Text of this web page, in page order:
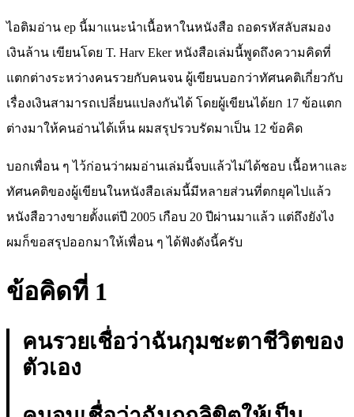
ไอติมอ่าน ep นี้มาแนะนำเนื้อหาในหนังสือ ถอดรหัสลับสมอง
เงินล้าน เขียนโดย T. Harv Eker หนังสือเล่มนี้พูดถึงความคิดที่
แตกต่างระหว่างคนรวยกับคนจน ผู้เขียนบอกว่าทัศนคติเกี่ยวกับ
เรื่องเงินสามารถเปลี่ยนแปลงกันได้ โดยผู้เขียนได้ยก 17 ข้อแตก
ต่างมาให้คนอ่านได้เห็น ผมสรุปรวบรัดมาเป็น 12 ข้อคิด
บอกเพื่อน ๆ ไว้ก่อนว่าผมอ่านเล่มนี้จบแล้วไม่ได้ชอบ เนื้อหาและ
ทัศนคติของผู้เขียนในหนังสือเล่มนี้มีหลายส่วนที่ตกยุคไปแล้ว
หนังสือวางขายตั้งแต่ปี 2005 เกือบ 20 ปีผ่านมาแล้ว แต่ถึงยังไง
ผมก็ขอสรุปออกมาให้เพื่อน ๆ ได้ฟังดังนี้ครับ
ข้อคิดที่ 1
คนรวยเชื่อว่าฉันกุมชะตาชีวิตของ
ตัวเอง